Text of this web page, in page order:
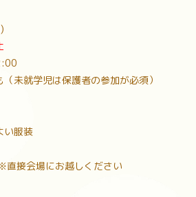
未就学児は保護者の参加が必須）
い服装
接会場にお越しください